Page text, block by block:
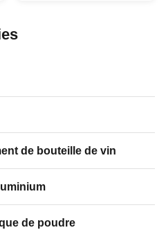
de bouteille de vin
de poudre